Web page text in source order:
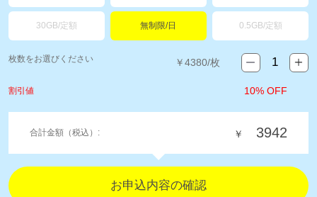
30GB/定額 無制限/日 0.5GB/定額
枚数をお選びください ￥4380/枚
割引値 10% OFF
合計金額（税込）: ￥ 3942